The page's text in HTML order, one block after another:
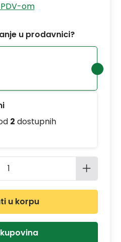
om
u prodavnici?
2 dostupnih
Unesite
u korpu